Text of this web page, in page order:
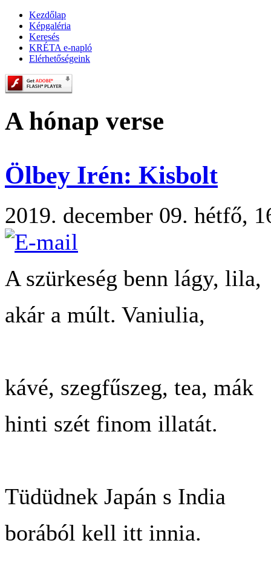
Kezdőlap
Képgaléria
Keresés
KRÉTA e-napló
Elérhetőségeink
A hónap verse
Ölbey Irén: Kisbolt
2019. december 09. hétfő,
A szürkeség benn lágy, lila,
akár a múlt. Vaniulia,
kávé, szegfűszeg, tea, mák
hinti szét finom illatát.
Tüdüdnek Japán s India
borából kell itt innia.